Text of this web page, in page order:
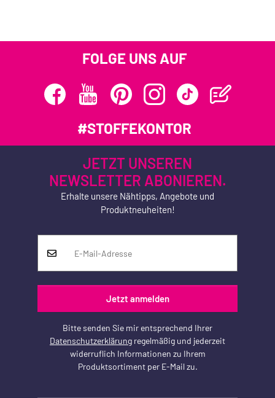
FOLGE UNS AUF
#STOFFEKONTOR
JETZT UNSEREN
NEWSLETTER ABONIEREN.
Erhalte unsere Nähtipps, Angebote und
Produktneuheiten!
Jetzt anmelden
Bitte senden Sie mir entsprechend Ihrer
Datenschutzerklärung regelmäßig und jederzeit
widerruflich Informationen zu Ihrem
Produktsortiment per E-Mail zu.